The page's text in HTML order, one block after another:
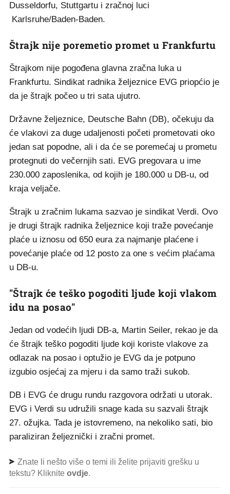
Dusseldorfu, Stuttgartu i zračnoj luci
Karlsruhe/Baden-Baden.
Štrajk nije poremetio promet u Frankfurtu
Štrajkom nije pogođena glavna zračna luka u
Frankfurtu. Sindikat radnika željeznice EVG priopćio je
da je štrajk počeo u tri sata ujutro.
Državne željeznice, Deutsche Bahn (DB), očekuju da
će vlakovi za duge udaljenosti početi prometovati oko
jedan sat popodne, ali i da će se poremećaj u prometu
protegnuti do večernjih sati. EVG pregovara u ime
230.000 zaposlenika, od kojih je 180.000 u DB-u, od
kraja veljače.
Štrajk u zračnim lukama sazvao je sindikat Verdi. Ovo
je drugi štrajk radnika željeznice koji traže povećanje
plaće u iznosu od 650 eura za najmanje plaćene i
povećanje plaće od 12 posto za one s većim plaćama
u DB-u.
"Štrajk će teško pogoditi ljude koji vlakom
idu na posao"
Jedan od vodećih ljudi DB-a, Martin Seiler, rekao je da
će štrajk teško pogoditi ljude koji koriste vlakove za
odlazak na posao i optužio je EVG da je potpuno
izgubio osjećaj za mjeru i da samo traži sukob.
DB i EVG će drugu rundu razgovora održati u utorak.
EVG i Verdi su udružili snage kada su sazvali štrajk
27. ožujka. Tada je istovremeno, na nekoliko sati, bio
paraliziran željeznički i zračni promet.
Znate li nešto više o temi ili želite prijaviti grešku u
tekstu? Kliknite ovdje.